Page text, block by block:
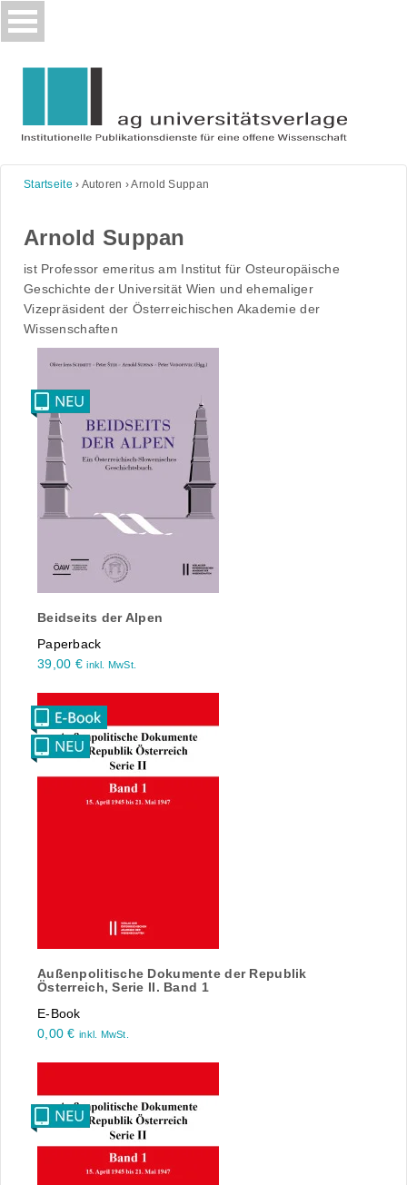
Skip
to
Startseite › Autoren ›Arnold Suppan
Arnold Suppan
ist Professor emeritus am Institut für Osteuropäische
Geschichte der Universität Wien und ehemaliger
Vizepräsident der Österreichischen Akademie der
Wissenschaften
Beidseits der Alpen
Paperback
39,00 € inkl. MwSt.
Außenpolitische Dokumente der Republik
Österreich, Serie II. Band 1
E-Book
0,00€ inkl. MwSt.